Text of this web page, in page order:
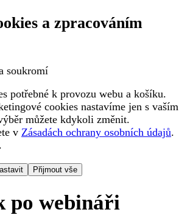
a zpracováním
soukromí
potřebné k provozu webu a košíku.
cookies nastavíme jen s vaším
můžete kdykoli změnit.
v Zásadách ochrany osobních údajů.
.
Přijmout vše
po webináři